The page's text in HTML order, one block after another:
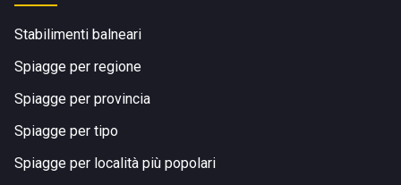
Stabilimenti balneari
Spiagge per regione
Spiagge per provincia
Spiagge per tipo
Spiagge per località più popolari